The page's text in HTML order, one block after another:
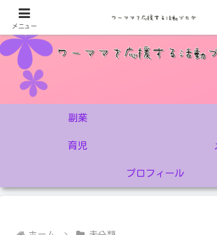
副業
育児
プロフィール
メニュー